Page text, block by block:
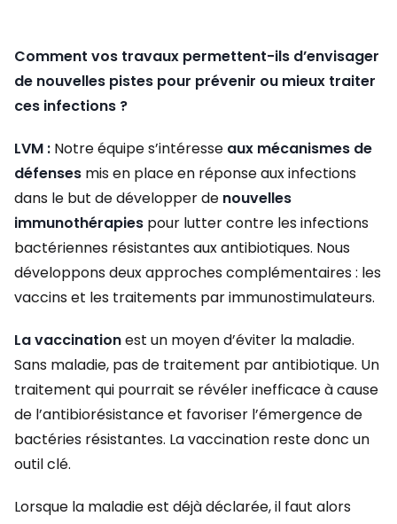
Comment vos travaux permettent-ils d’envisager
de nouvelles pistes pour prévenir ou mieux traiter
ces infections ?
LVM : Notre équipe s’intéresse aux mécanismes de
défenses mis en place en réponse aux infections
dans le but de développer de nouvelles
immunothérapies pour lutter contre les infections
bactériennes résistantes aux antibiotiques. Nous
développons deux approches complémentaires : les
vaccins et les traitements par immunostimulateurs.
La vaccinationest un moyen d’éviter la maladie.
Sans maladie, pas de traitement par antibiotique. Un
traitement qui pourrait se révéler inefficace à cause
de l’antibiorésistance et favoriser l’émergence de
bactéries résistantes. La vaccination reste donc un
outil clé.
Lorsque la maladie est déjà déclarée, il faut alors